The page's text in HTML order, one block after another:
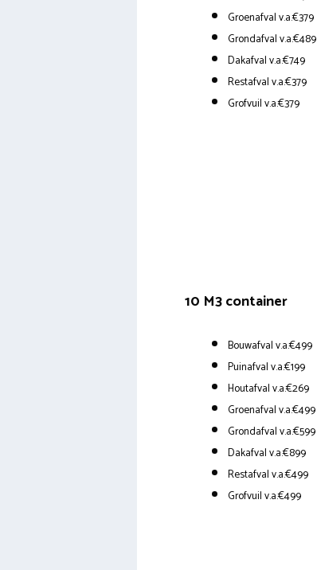
Groenafval v.a.€379
Grondafval v.a.€489
Dakafval v.a.€749
Restafval v.a.€379
Grofvuil v.a.€379
10 M3 container
Bouwafval v.a.€499
Puinafval v.a.€199
Houtafval v.a.€269
Groenafval v.a.€499
Grondafval v.a.€599
Dakafval v.a.€899
Restafval v.a.€499
Grofvuil v.a.€499